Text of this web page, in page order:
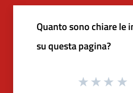
Quanto sono chiare le
su questa pagina?